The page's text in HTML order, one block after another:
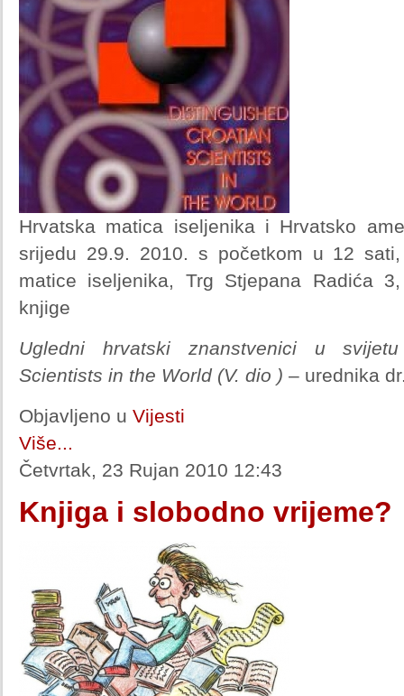
Hrvatska matica iseljenika i Hrvatsko
srijedu 29.9. 2010. s početkom u 12
matice iseljenika, Trg Stjepana Radića
knjige
Ugledni hrvatski znanstvenici u
Scientists in the World (V. dio ) – urednika
Objavljeno u Vijesti
Više...
Četvrtak, 23 Rujan 2010 12:43
Knjiga i slobodno vrijeme?